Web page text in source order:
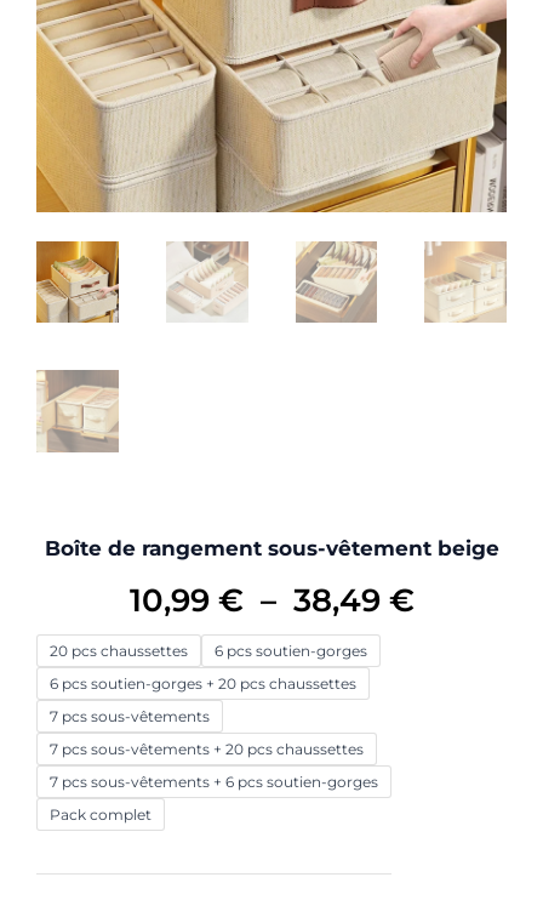
Boîte de rangement sous-vêtement beige
10,99 € – 38,49 €Plage
20 pcs chaussettes
6 pcs soutien-gorges
6 pcs soutien-gorges + 20 pcs chaussettes
7 pcs sous-vêtements
7 pcs sous-vêtements + 20 pcs chaussettes
7 pcs sous-vêtements + 6 pcs soutien-gorges
Pack complet
quantité
de
Boîte
de
rangement
sous-
beige